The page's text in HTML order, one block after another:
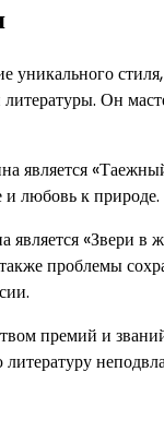
Он
любовь к природе.
«Звери в
проблемы
премий и